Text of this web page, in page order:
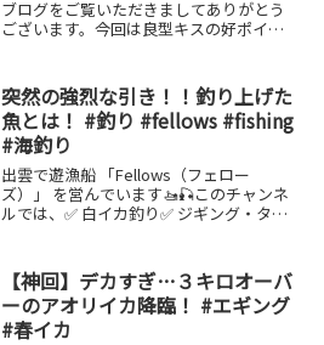
ブログをご覧いただきましてありがとう
ございます。今回は良型キスの好ポイン
突然の強烈な引き！！釣り上げた
魚とは！ #釣り #fellows #fishing
#海釣り
出雲で遊漁船 「Fellows（フェロー
ズ）」 を営んでいます🚤🎣このチャンネ
ルでは、✅ 白イカ釣り✅ ジギング・タイ
【神回】デカすぎ…３キロオーバ
ーのアオリイカ降臨！ #エギング
#春イカ